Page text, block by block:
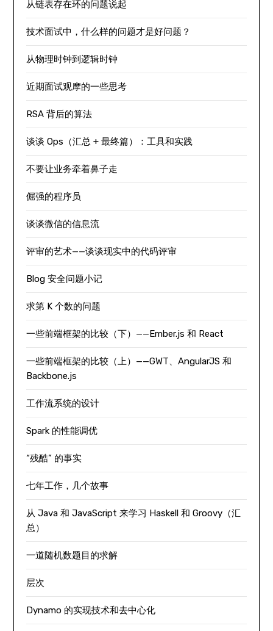
从链表存在环的问题说起
技术面试中，什么样的问题才是好问题？
从物理时钟到逻辑时钟
近期面试观摩的一些思考
RSA 背后的算法
谈谈 Ops（汇总 + 最终篇）：工具和实践
不要让业务牵着鼻子走
倔强的程序员
谈谈微信的信息流
评审的艺术——谈谈现实中的代码评审
Blog 安全问题小记
求第 K 个数的问题
一些前端框架的比较（下）——Ember.js 和 React
一些前端框架的比较（上）——GWT、AngularJS 和
Backbone.js
工作流系统的设计
Spark 的性能调优
“残酷” 的事实
七年工作，几个故事
从 Java 和 JavaScript 来学习 Haskell 和 Groovy（汇
总）
一道随机数题目的求解
层次
Dynamo 的实现技术和去中心化